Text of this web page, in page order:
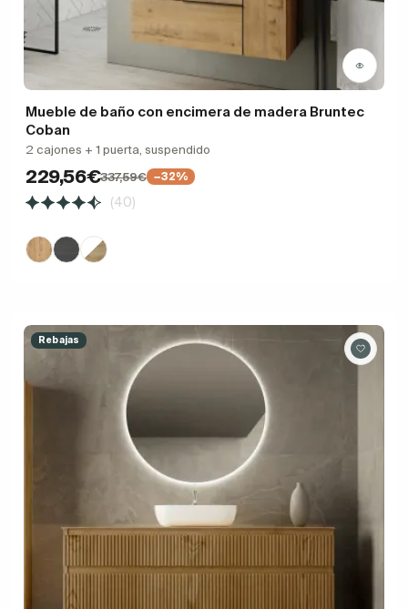
Mueble de baño con encimera de madera Bruntec
Coban
2 cajones + 1 puerta, suspendido
229,56€337,59€ −32%
(40)
Rebajas